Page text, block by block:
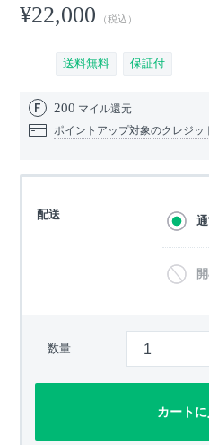
¥22,000 （税込）
送料無料 保証付
200 マイル還元
ポイントアップ対象のクレジッ
配送
数量
カート